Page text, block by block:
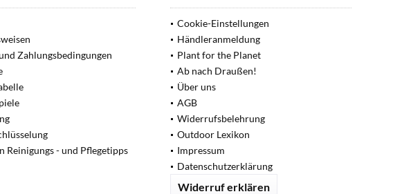
Zahlungsbedingungen
Reinigungs - und Pflegetipps
Cookie-Einstellungen
Händleranmeldung
Plant for the Planet
Ab nach Draußen!
Über uns
AGB
Widerrufsbelehrung
Outdoor Lexikon
Impressum
Datenschutzerklärung
Widerruf erklären